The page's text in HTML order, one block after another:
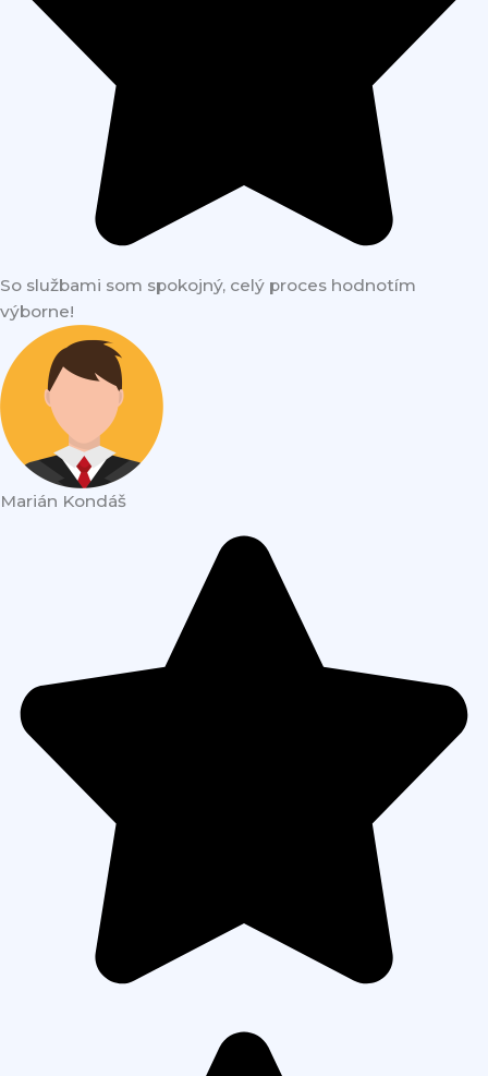
So službami som spokojný, celý proces hodnotím
výborne!
Marián Kondáš